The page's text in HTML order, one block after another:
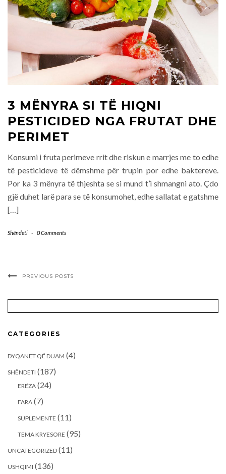
3 MËNYRA SI TË HIQNI
PESTICIDED NGA FRUTAT DHE
PERIMET
Konsumi i fruta perimeve rrit dhe riskun e marrjes me to edhe
të pesticideve të dëmshme për trupin por edhe baktereve.
Por ka 3 mënyra të thjeshta se si mund t’i shmangni ato. Çdo
gjë duhet larë para se të konsumohet, edhe sallatat e gatshme
[…]
Shëndeti - 0 Comments
PREVIOUS POSTS
CATEGORIES
DYQANET QË DUAM (4)
SHËNDETI (187)
ERËZA (24)
FARA (7)
SUPLEMENTE (11)
TEMA KRYESORE (95)
UNCATEGORIZED (11)
USHQIMI (136)